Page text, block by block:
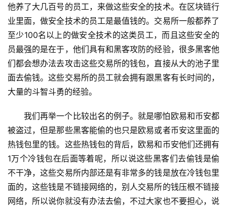
他养了大几百号的员工，来做这些安全的技术。在区块链行
业里面，做安全技术的员工是最值钱的。交易所一般都养了
至少100名以上的做安全技术的这类员工，而且这些安全的
员最强的是在于，他们具有和黑客攻防的经验，很多黑客他
们都会想办法去攻击这些交易所的钱包，直接从大的池子里
面去偷钱。这些交易所的员工就会拥有跟黑客有长时间的，
大量的斗智斗勇的经验。
我们再举一个比较出名的例子。就是哪怕欧易和币安都
被盗过，但是那些黑客能偷的也只是欧易或者币安这里面的
热钱包里的钱。这些热钱包的背后，欧易和币安他们还拥有
1万个冷钱包在后面等着呢，所以说这些黑客们去偷钱是偷
不干净，这些交易所内部还是有非常多的钱是放在冷钱包里
面的，这些钱是不链接网络的，别人交易所的钱压根不链接
网络，所以说你就没有办法去偷，不过大家也不要担心，说